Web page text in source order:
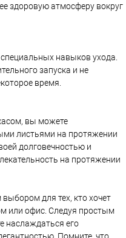
здоровую атмосферу вокруг
навыков ухода.
запуска и не
время.
вы можете
листьями на протяжении
долговечностью и
на протяжении
для тех, кто хочет
или офис. Следуя простым
наслаждаться его
Помните, что